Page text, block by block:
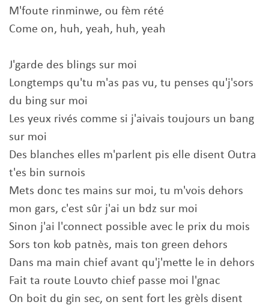
M'foute rinminwe, ou fèm rété
Come on, huh, yeah, huh, yeah
J'garde des blings sur moi
Longtemps qu'tu m'as pas vu, tu penses qu'j'sors
du bing sur moi
Les yeux rivés comme si j'aivais toujours un bang
sur moi
Des blanches elles m'parlent pis elle disent Outra
t'es bin surnois
Mets donc tes mains sur moi, tu m'vois dehors
mon gars, c'est sûr j'ai un bdz sur moi
Sinon j'ai l'connect possible avec le prix du mois
Sors ton kob patnès, mais ton green dehors
Dans ma main chief avant qu'j'mette le in dehors
Fait ta route Louvto chief passe moi l'gnac
On boit du gin sec, on sent fort les grèls disent